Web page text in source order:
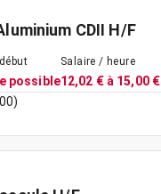
CDII H/F
possible
Salaire / heure
12,02 € à 15,00 €